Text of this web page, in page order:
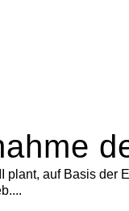
plant, auf Basis der